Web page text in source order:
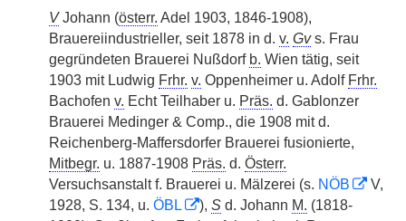
VJohann (österr. Adel 1903, 1846-1908),
Brauereiindustrieller, seit 1878 in d. v. Gvs. Frau
gegründeten Brauerei Nußdorf b. Wien tätig, seit
1903 mit Ludwig Frhr. v. Oppenheimer u. Adolf Frhr.
Bachofen v. Echt Teilhaber u. Präs. d. Gablonzer
Brauerei Medinger & Comp., die 1908 mit d.
Reichenberg-Maffersdorfer Brauerei fusionierte,
Mitbegr. u. 1887-1908 Präs. d. Österr.
Versuchsanstalt f. Brauerei u. Mälzerei (s. NÖB
V,
1928, S. 134, u. ÖBL ), S d. Johann M. (1818-